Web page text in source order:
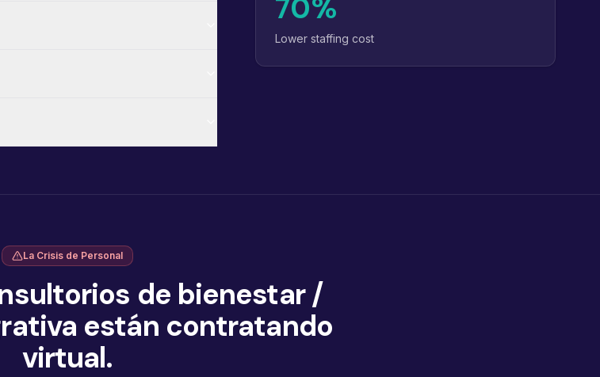
70%
Lower staffing cost
La Crisis de Personal
de bienestar /
están contratando
virtual.